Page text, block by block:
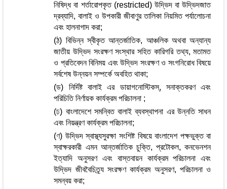
নিষিদ্ধ বা শর্তারোপকৃত (restricted) উদ্ভিদ বা উদ্ভিদজাত
দ্রব্যাদি, বালাই ও উপকারী জীবাণুর তালিকা নিয়মিত পর্যালোচনা
এবং হালনাগাদ করা;
(ঠ) বিভিন্ন স্বীকৃত আন্তর্জাতিক, আঞ্চলিক অথবা অন্যান্য
জাতীয় উদ্ভিদ সংরক্ষণ সংস্থার সহিত কারিগরি তথ্য, মতামত
ও প্রতিবেদন বিনিময় এবং উদ্ভিদ সংরক্ষণ ও সংগনিরোধ বিষয়ে
সর্বশেষ উন্নয়ন সম্পর্কে অবহিত থাকা;
(ড) নির্দিষ্ট বালাই এর ডায়াগনোস্টিকস্, সনাক্তকরণ এবং
পরিচিতি নির্ণায়ক কার্যক্রম পরিচালনা ;
(ঢ) বাংলাদেশে সমন্বিত বালাই ব্যবস্থাপনা এর উন্নতি সাধন
এবং নিয়ন্ত্রণ কার্যক্রম পরিচালনা;
(ণ) উদ্ভিদ স্বাস্থ্যসুরক্ষা সংশিষ্ট বিষয়ে বাংলাদেশ পক্ষভুক্ত বা
স্বাক্ষরকারী এমন আন্তর্জাতিক চুক্তি, প্রটোকল, কনভেনশন
ইত্যাদি অনুসরণ এবং বাস্তবায়ন কার্যক্রম পরিচালনা এবং
উদ্ভিদ জীববৈচিত্র্য সংরক্ষণ কার্যক্রম অনুসরণ, পরিচালনা ও
সমন্বয় করা;